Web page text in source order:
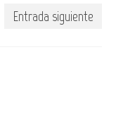
Entrada siguiente